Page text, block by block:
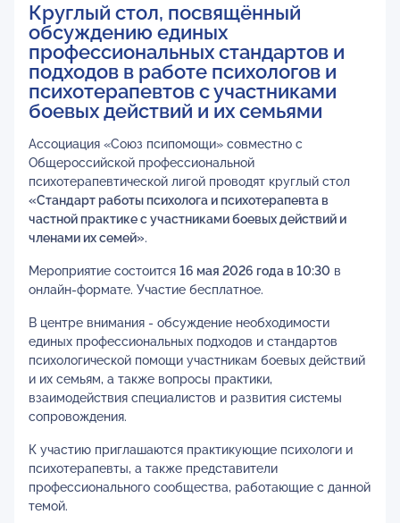
Круглый стол, посвящённый
обсуждению единых
профессиональных стандартов и
подходов в работе психологов и
психотерапевтов с участниками
боевых действий и их семьями
Ассоциация «Союз псипомощи» совместно с
Общероссийской профессиональной
психотерапевтической лигой проводят круглый стол
«Стандарт работы психолога и психотерапевта в
частной практике с участниками боевых действий и
членами их семей».
Мероприятие состоится 16 мая 2026 года в 10:30 в
онлайн-формате. Участие бесплатное.
В центре внимания - обсуждение необходимости
единых профессиональных подходов и стандартов
психологической помощи участникам боевых действий
и их семьям, а также вопросы практики,
взаимодействия специалистов и развития системы
сопровождения.
К участию приглашаются практикующие психологи и
психотерапевты, а также представители
профессионального сообщества, работающие с данной
темой.